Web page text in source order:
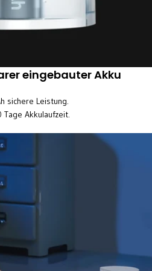
eingebauter Akku
sichere Leistung.
Tage Akkulaufzeit.